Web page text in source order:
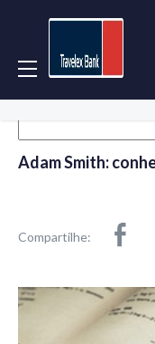
Adam Smith:
Compartilhe: